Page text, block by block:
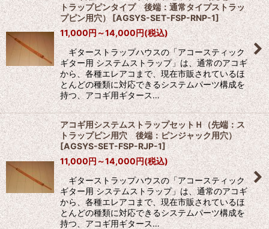
トラップピンタイプ 後端：通常タイプストラッ
プピン用穴） [AGSYS-SET-FSP-RNP-1]
11,000円～14,000円(税込)
ギターストラップハウスの「アコースティック
ギター用 システムストラップ」は、通常のアコギ
から、各種エレアコまで、現在市販されているほ
とんどの種類に対応できるシステムパーツ構成を
持つ、アコギ用ギタース…
アコギ用システムストラップセットＨ（先端：ス
トラップピン用穴 後端：ピンジャック用穴）
[AGSYS-SET-FSP-RJP-1]
11,000円～14,000円(税込)
ギターストラップハウスの「アコースティック
ギター用 システムストラップ」は、通常のアコギ
から、各種エレアコまで、現在市販されているほ
とんどの種類に対応できるシステムパーツ構成を
持つ、アコギ用ギタース…